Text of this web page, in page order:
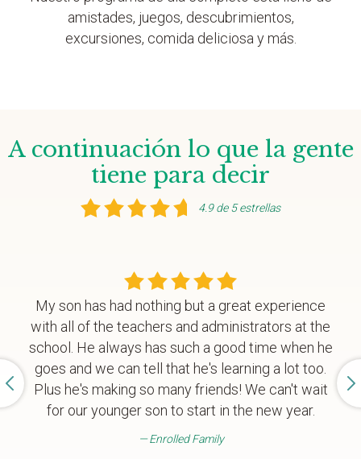
amistades, juegos, descubrimientos,
excursiones, comida deliciosa y más.
A continuación lo que la gente
tiene para decir
4.9 de 5 estrellas
My son has had nothing but a great experience
with all of the teachers and administrators at the
school. He always has such a good time when he
goes and we can tell that he's learning a lot too.
Plus he's making so many friends! We can't wait
for our younger son to start in the new year.
Enrolled Family